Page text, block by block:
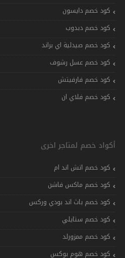
كود خصم دايسون
كود خصم دبدوب
كود خصم صيدلية اي براند
كود خصم عسل رشوف
كود خصم فارفيتش
كود خصم فلاي ان
أكواد خصم لمتاجر اخرى
كود خصم اتش اند ام
كود خصم ماكس فاشن
كود خصم باث اند بودي وركس
كود خصم ستايلي
كود خصم ممزورلد
كود خصم هوم بوكس